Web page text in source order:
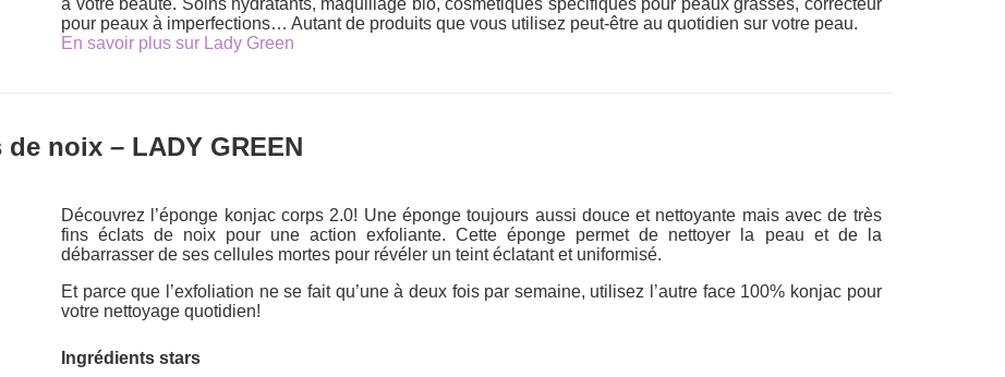
pour peaux à imperfections… Autant de produits que vous utilisez peut-être au quotidien sur votre peau.
En savoir plus sur Lady Green
noix – LADY GREEN
Découvrez l’éponge konjac corps 2.0! Une éponge toujours aussi douce et nettoyante mais avec de très
fins éclats de noix pour une action exfoliante. Cette éponge permet de nettoyer la peau et de la
débarrasser de ses cellules mortes pour révéler un teint éclatant et uniformisé.
Et parce que l’exfoliation ne se fait qu’une à deux fois par semaine, utilisez l’autre face 100% konjac pour
votre nettoyage quotidien!
Ingrédients stars